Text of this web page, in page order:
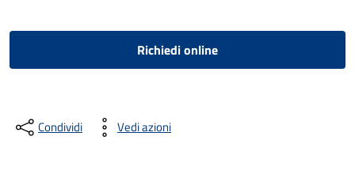
Richiedi online
Condividi Vedi azioni